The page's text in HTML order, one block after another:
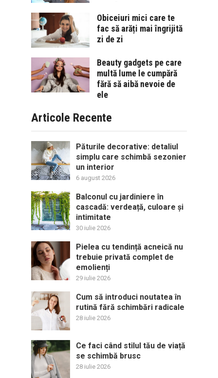
Obiceiuri mici care te
fac să arăți mai îngrijită
zi de zi
Beauty gadgets pe care
multă lume le cumpără
fără să aibă nevoie de
ele
Articole Recente
Păturile decorative: detaliul
simplu care schimbă sezonier
un interior
6 august 2026
Balconul cu jardiniere în
cascadă: verdeață, culoare și
intimitate
30 iulie 2026
Pielea cu tendință acneică nu
trebuie privată complet de
emolienți
29 iulie 2026
Cum să introduci noutatea în
rutină fără schimbări radicale
28 iulie 2026
Ce faci când stilul tău de viață
se schimbă brusc
28 iulie 2026